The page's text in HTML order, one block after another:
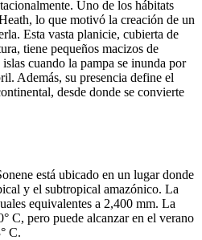
Uno de los hábitats
lo que motivó la creación de un
Esta vasta planicie, cubierta de
tiene pequeños macizos de
cuando la pampa se inunda por
Además, su presencia define el
desde donde se convierte
está ubicado en un lugar donde
y el subtropical amazónico. La
equivalentes a 2,400 mm. La
C, pero puede alcanzar en el verano
C.